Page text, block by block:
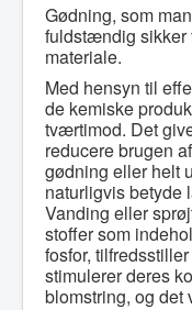
Gødning, som
fuldstændig sikker
materiale.
Med hensyn til
de kemiske
tværtimod. Det
reducere brugen
gødning eller helt
naturligvis betyde
Vanding eller
stoffer som
fosfor,
stimulerer deres
blomstring, og det